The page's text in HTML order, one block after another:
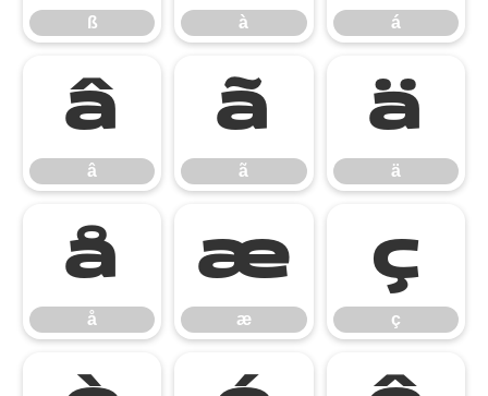
ß à á
â
â
ã
ã
ä
ä
å
å
æ
æ
ç
ç